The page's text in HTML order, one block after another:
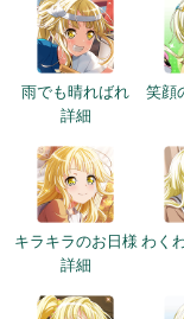
雨でも晴ればれ
詳細
笑顔
キラキラのお日様
詳細
わく